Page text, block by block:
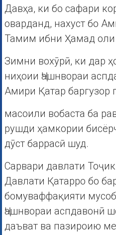
Давҳа, ки бо сафари
оварданд, нахуст бо
Тамим ибни Ҳамад
Зимни вохӯрӣ, ки дар
ниҳоии Ҷашнвораи
Амири Қатар баргузор
масоили вобаста ба
рушди ҳамкории
дӯст баррасӣ шуд.
Сарвари давлати
Давлати Қатарро бо
бомуваффақияти
Ҷашнвораи аспдавонӣ
даъват ва пазироию